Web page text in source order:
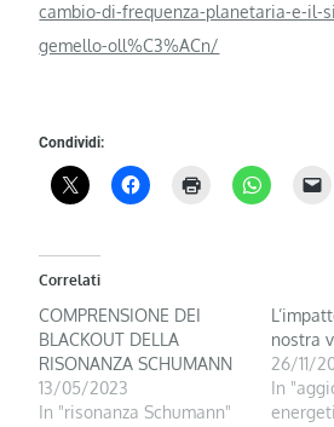
cambio-di-frequenza-planetaria-e-il-
gemello-oll%C3%ACn/
Condividi:
Correlati
COMPRENSIONE DEI
BLACKOUT DELLA
RISONANZA SCHUMANN
13/05/2023
In "risonanza Schumann"
nostra
26/11/
In